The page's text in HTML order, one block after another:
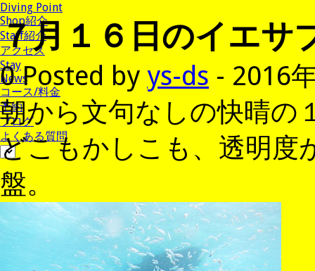
Diving Point
Shop紹介
Staff紹介
アクセス
Stay
News
コース/料金
予約
ブログ
よくある質問
７月１６日のイエサ
0 Posted by ys-ds - 2016
朝から文句なしの快晴の
どこもかしこも、透明度
盤。